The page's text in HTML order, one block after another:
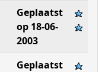
Geplaatst
op 18-06-
2003
Geplaatst